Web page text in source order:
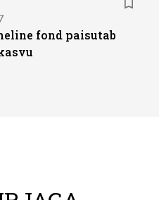
fond paisutab